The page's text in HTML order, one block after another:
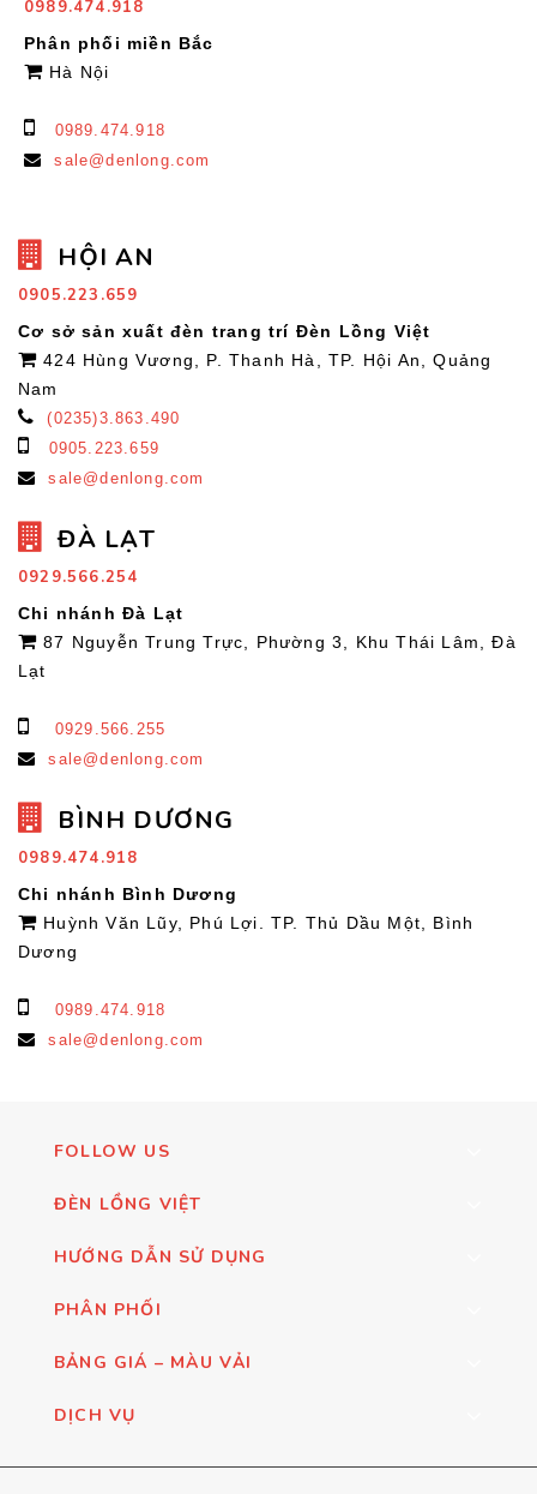
0989.474.918
Phân phối miền Bắc
Hà Nội
0989.474.918
sale@denlong.com
HỘI AN
0905.223.659
Cơ sở sản xuất đèn trang trí Đèn Lồng Việt
424 Hùng Vương, P. Thanh Hà, TP. Hội An, Quảng
Nam
(0235)3.863.490
0905.223.659
sale@denlong.com
ĐÀ LẠT
0929.566.254
Chi nhánh Đà Lạt
87 Nguyễn Trung Trực, Phường 3, Khu Thái Lâm, Đà
Lạt
0929.566.255
sale@denlong.com
BÌNH DƯƠNG
0989.474.918
Chi nhánh Bình Dương
Huỳnh Văn Lũy, Phú Lợi. TP. Thủ Dầu Một, Bình
Dương
0989.474.918
sale@denlong.com
FOLLOW US
ĐÈN LỒNG VIỆT
HƯỚNG DẪN SỬ DỤNG
PHÂN PHỐI
BẢNG GIÁ – MÀU VẢI
DỊCH VỤ